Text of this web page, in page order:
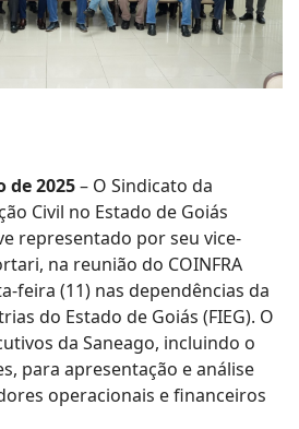
de 2025– O Sindicato da
Civil no Estado de Goiás
representado por seu vice-
na reunião do COINFRA
feira (11) nas dependências da
do Estado de Goiás (FIEG). O
da Saneago, incluindo o
para apresentação e análise
operacionais e financeiros